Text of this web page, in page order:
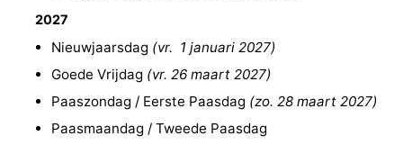
2027
Nieuwjaarsdag (vr. 1 januari 2027)
Goede Vrijdag (vr. 26 maart 2027)
Paaszondag / Eerste Paasdag (zo. 28 maart 2027)
Paasmaandag / Tweede Paasdag